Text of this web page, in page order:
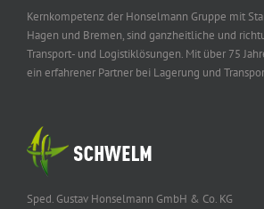
Kernkompetenz der Honselmann Gruppe mit
Hagen und Bremen, sind ganzheitliche und
Transport- und Logistiklösungen. Mit über 75
ein erfahrener Partner bei Lagerung und
Sped. Gustav Honselmann GmbH & Co. KG